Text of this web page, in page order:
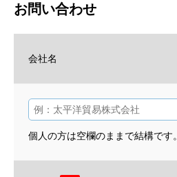
お問い合わせ
会社名
個人の方は空欄のままで結構です。